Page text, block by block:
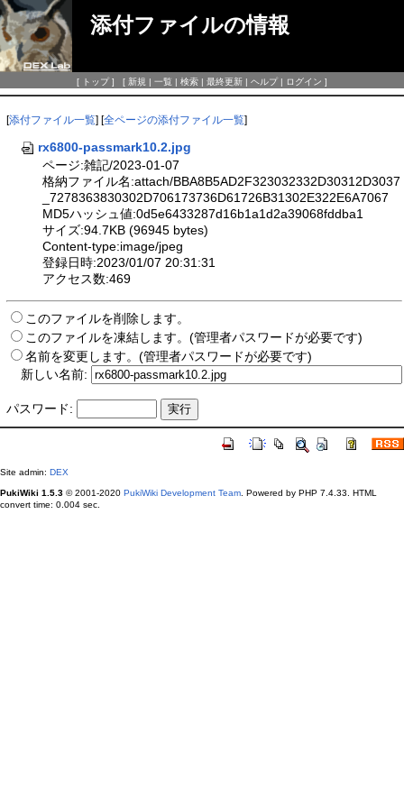
添付ファイルの情報
[ トップ] [ 新規 | 一覧 | 検索 | 最終更新 | ヘルプ| ログイン ]
[添付ファイル一覧] [全ページの添付ファイル一覧]
rx6800-passmark10.2.jpg
ページ:雑記/2023-01-07
格納ファイル名:attach/BBA8B5AD2F323032332D30312D3037
_7278363830302D706173736D61726B31302E322E6A7067
MD5ハッシュ値:0d5e6433287d16b1a1d2a39068fddba1
サイズ:94.7KB (96945 bytes)
Content-type:image/jpeg
登録日時:2023/01/07 20:31:31
アクセス数:469
このファイルを削除します。
このファイルを凍結します。(管理者パスワードが必要です)
名前を変更します。(管理者パスワードが必要です)
新しい名前:
パスワード:
Site admin: DEX
PukiWiki 1.5.3 © 2001-2020 PukiWiki Development Team . Powered by PHP 7.4.33. HTML
convert time: 0.004 sec.